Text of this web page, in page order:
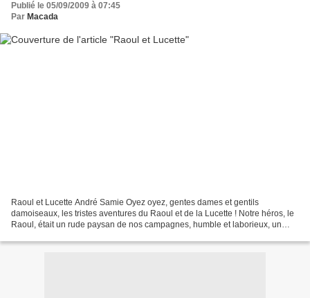
Publié le 05/09/2009 à 07:45
Par Macada
Raoul et Lucette André Samie Oyez oyez, gentes dames et gentils
damoiseaux, les tristes aventures du Raoul et de la Lucette ! Notre héros, le
Raoul, était un rude paysan de nos campagnes, humble et laborieux, un